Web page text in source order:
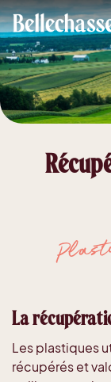
(MRC )
(Guide
La
Les plastiques
récupérés et